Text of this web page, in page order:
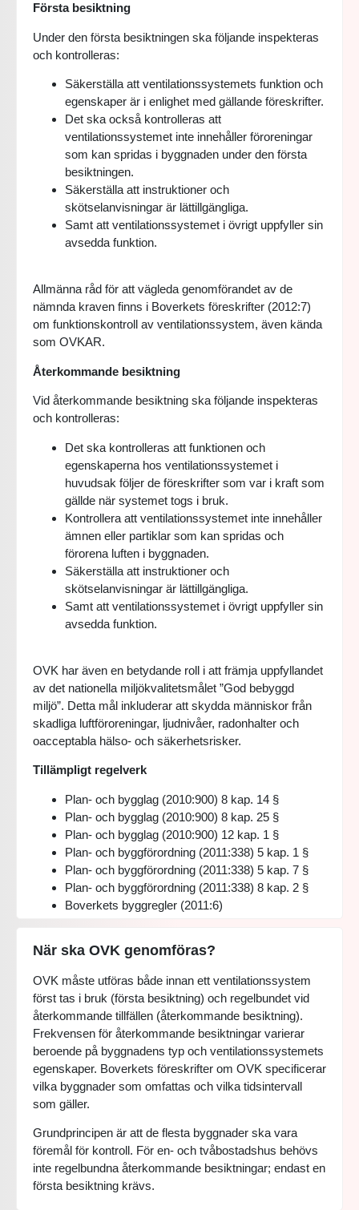
Första besiktning
Under den första besiktningen ska följande inspekteras
och kontrolleras:
Säkerställa att ventilationssystemets funktion och
egenskaper är i enlighet med gällande föreskrifter.
Det ska också kontrolleras att
ventilationssystemet inte innehåller föroreningar
som kan spridas i byggnaden under den första
besiktningen.
Säkerställa att instruktioner och
skötselanvisningar är lättillgängliga.
Samt att ventilationssystemet i övrigt uppfyller sin
avsedda funktion.
Allmänna råd för att vägleda genomförandet av de
nämnda kraven finns i Boverkets föreskrifter (2012:7)
om funktionskontroll av ventilationssystem, även kända
som OVKAR.
Återkommande besiktning
Vid återkommande besiktning ska följande inspekteras
och kontrolleras:
Det ska kontrolleras att funktionen och
egenskaperna hos ventilationssystemet i
huvudsak följer de föreskrifter som var i kraft som
gällde när systemet togs i bruk.
Kontrollera att ventilationssystemet inte innehåller
ämnen eller partiklar som kan spridas och
förorena luften i byggnaden.
Säkerställa att instruktioner och
skötselanvisningar är lättillgängliga.
Samt att ventilationssystemet i övrigt uppfyller sin
avsedda funktion.
OVK har även en betydande roll i att främja uppfyllandet
av det nationella miljökvalitetsmålet ”God bebyggd
miljö”. Detta mål inkluderar att skydda människor från
skadliga luftföroreningar, ljudnivåer, radonhalter och
oacceptabla hälso- och säkerhetsrisker.
Tillämpligt regelverk
Plan- och bygglag (2010:900) 8 kap. 14 §
Plan- och bygglag (2010:900) 8 kap. 25 §
Plan- och bygglag (2010:900) 12 kap. 1 §
Plan- och byggförordning (2011:338) 5 kap. 1 §
Plan- och byggförordning (2011:338) 5 kap. 7 §
Plan- och byggförordning (2011:338) 8 kap. 2 §
Boverkets byggregler (2011:6)
När ska OVK genomföras?
OVK måste utföras både innan ett ventilationssystem
först tas i bruk (första besiktning) och regelbundet vid
återkommande tillfällen (återkommande besiktning).
Frekvensen för återkommande besiktningar varierar
beroende på byggnadens typ och ventilationssystemets
egenskaper. Boverkets föreskrifter om OVK specificerar
vilka byggnader som omfattas och vilka tidsintervall
som gäller.
Grundprincipen är att de flesta byggnader ska vara
föremål för kontroll. För en- och tvåbostadshus behövs
inte regelbundna återkommande besiktningar; endast en
första besiktning krävs.